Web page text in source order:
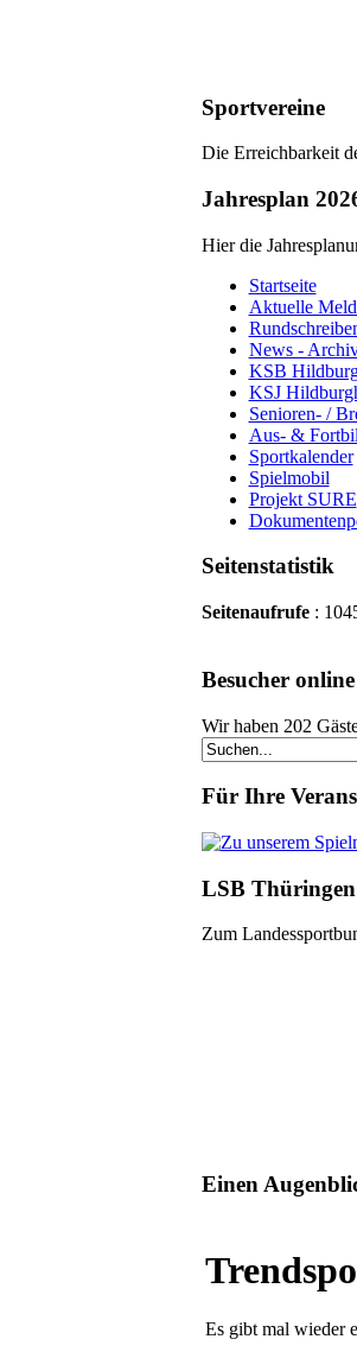
Sportvereine
Die Erreichbarkeit
Jahresplan
Hier die
Startseite
Aktuelle
News -
KSB
KSJ
Senioren- /
Aus- &
Sportkalender
Spielmobil
Projekt SURE
Seitenstatistik
Seitenaufrufe:
Besucher online
Wir haben 202
Für Ihre
LSB Thüringen
Zum
Einen
Es gibt mal wieder